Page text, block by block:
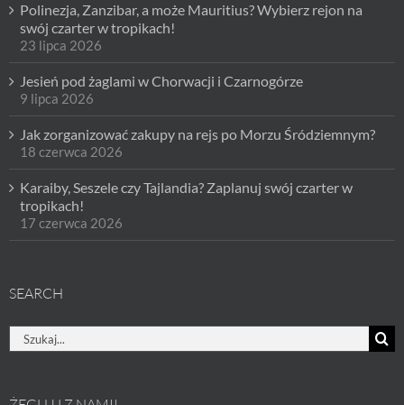
Polinezja, Zanzibar, a może Mauritius? Wybierz rejon na
swój czarter w tropikach!
23 lipca 2026
Jesień pod żaglami w Chorwacji i Czarnogórze
9 lipca 2026
Jak zorganizować zakupy na rejs po Morzu Śródziemnym?
18 czerwca 2026
Karaiby, Seszele czy Tajlandia? Zaplanuj swój czarter w
tropikach!
17 czerwca 2026
SEARCH
Szukaj